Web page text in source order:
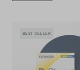
BEST SELLER